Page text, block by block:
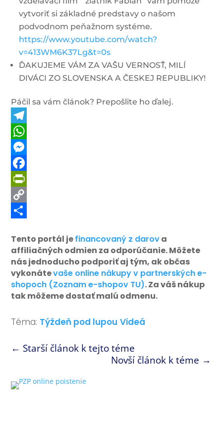
vytvoriť si základné predstavy o našom
podvodnom peňažnom systéme.
https://www.youtube.com/watch?
v=413WM6K37Lg&t=0s
ĎAKUJEME VÁM ZA VAŠU VERNOSŤ, MILÍ
DIVÁCI ZO SLOVENSKA A ČESKEJ REPUBLIKY!
Páčil sa vám článok? Prepošlite ho ďalej.
Telegram
WhatsApp
Messenger
Facebook
PrintFriendly
Copy
Tento portál jefinancovaný z darova
affiliačných odmien za odporúčanie. Môžete
nás jednoducho podporiť aj tým, ak občas
vykonátevaše online nákupy v partnerských e-
shopoch (Zoznam e-shopov TU). Za váš nákup
tak môžeme dostať malú odmenu.
Téma: Týždeň pod lupou Videá
← Starší článok k tejto téme
Novší článok k téme →